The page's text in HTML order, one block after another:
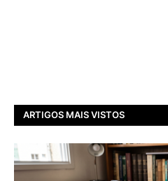
ARTIGOS MAIS VISTOS